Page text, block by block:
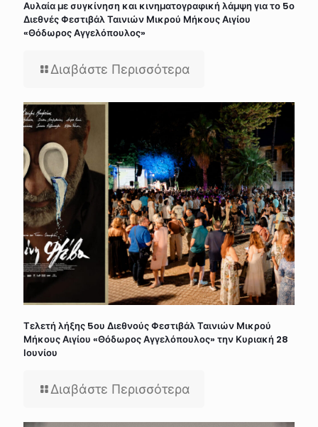
Αυλαία με συγκίνηση και κινηματογραφική λάμψη για το 5ο
Διεθνές Φεστιβάλ Ταινιών Μικρού Μήκους Αιγίου
«Θόδωρος Αγγελόπουλος»
Διαβάστε Περισσότερα
Τελετή λήξης 5ου Διεθνούς Φεστιβάλ Ταινιών Μικρού
Μήκους Αιγίου «Θόδωρος Αγγελόπουλος» την Κυριακή 28
Ιουνίου
Διαβάστε Περισσότερα